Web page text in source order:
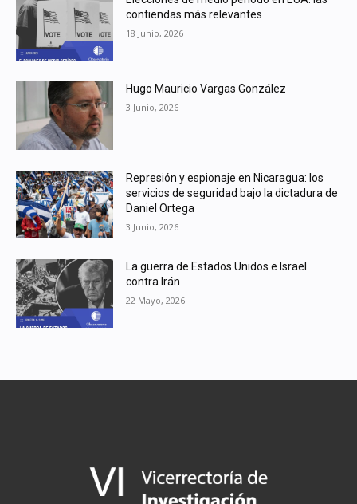
contiendas más relevantes
18 Junio, 2026
Hugo Mauricio Vargas González
3 Junio, 2026
Represión y espionaje en Nicaragua: los
servicios de seguridad bajo la dictadura de
Daniel Ortega
3 Junio, 2026
La guerra de Estados Unidos e Israel
contra Irán
22 Mayo, 2026